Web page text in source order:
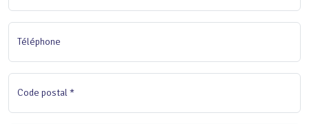
Téléphone
Code postal *